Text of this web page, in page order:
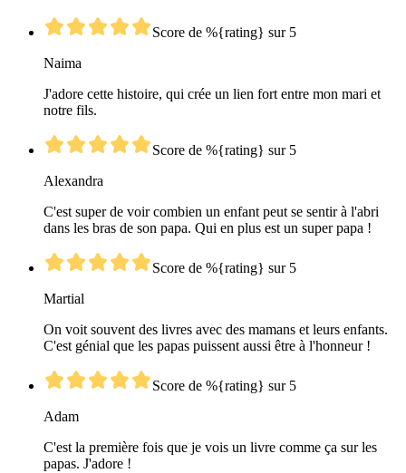
Score de %{rating} sur 5
Naima
J'adore cette histoire, qui crée un lien fort entre mon mari et
notre fils.
Score de %{rating} sur 5
Alexandra
C'est super de voir combien un enfant peut se sentir à l'abri
dans les bras de son papa. Qui en plus est un super papa !
Score de %{rating} sur 5
Martial
On voit souvent des livres avec des mamans et leurs enfants.
C'est génial que les papas puissent aussi être à l'honneur !
Score de %{rating} sur 5
Adam
C'est la première fois que je vois un livre comme ça sur les
papas. J'adore !